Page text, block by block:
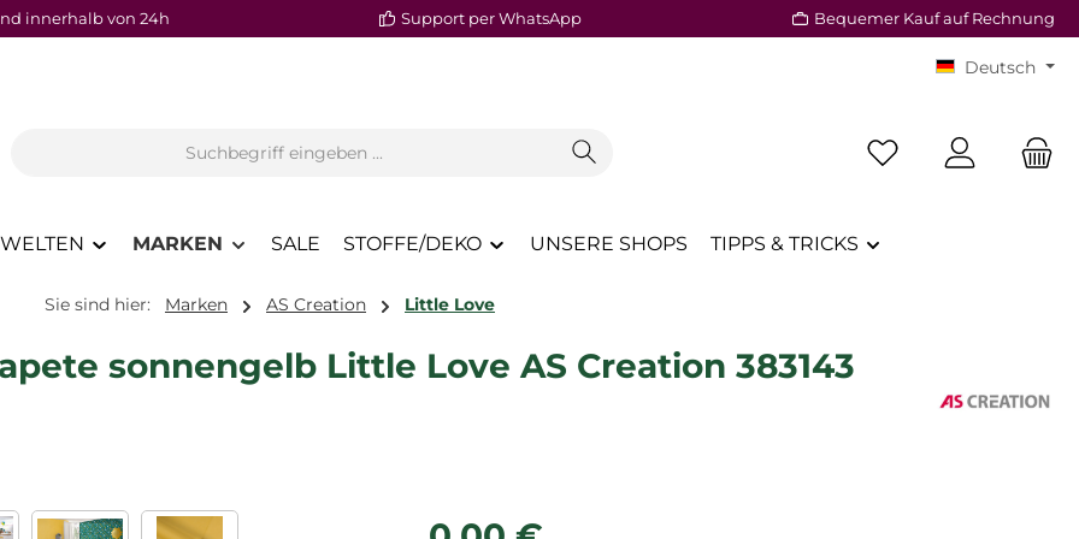
innerhalb von 24h Support per WhatsApp Bequemer Kauf auf Rechnung
Deutsch
Du hast 0 Produkte
MARKEN SALE STOFFE/DEKO UNSERE SHOPS TIPPS & TRICKS
Sie sind hier: Marken AS Creation Little Love
sonnengelb Little Love AS Creation 383143
Regulärer Preis: